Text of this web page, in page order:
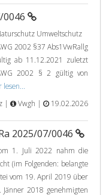
0046
Umweltschutz
2002 §37 Abs1VwRallg
ab 11.12.2021 zuletzt
2002 § 2 gültig von
|
Vwgh | 19.02.2026
2025/07/0046
1. Juli 2022 nahm die
(im Folgenden: belangte
vom 19. April 2019 über
2018 genehmigten